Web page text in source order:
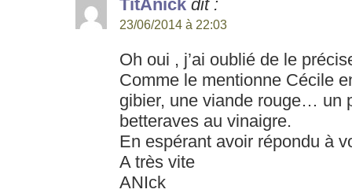
TitAnick dit :
23/06/2014 à 22:03
Oh oui , j’ai oublié de le
Comme le mentionne Cécile
gibier, une viande rouge… un
betteraves au vinaigre.
En espérant avoir répondu à
A très vite
ANIck